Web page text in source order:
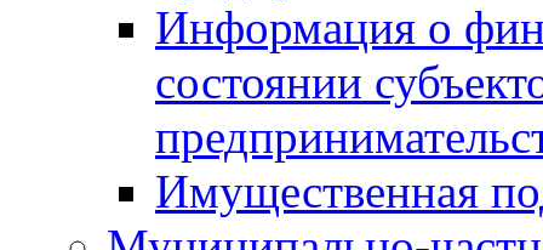
Информация о
состоянии
Имущественная